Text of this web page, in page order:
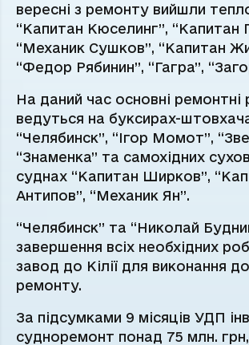
вересні з ремонту вийшли
“Капитан Кюселинг”, “Капитан
“Механик Сушков”, “Капитан
“Федор Рябинин”, “Гагра”,
На даний час основні ремонтні
ведуться на буксирах-
“Челябинск”, “Ігор Момот”,
“Знаменка” та самохідних
суднах “Капитан Ширков”,
Антипов”, “Механик Ян”.
“Челябинск” та “Николай
завершення всіх необхідних
завод до Кілії для виконання
ремонту.
За підсумками 9 місяців УДП
судноремонт понад 75 млн. грн,